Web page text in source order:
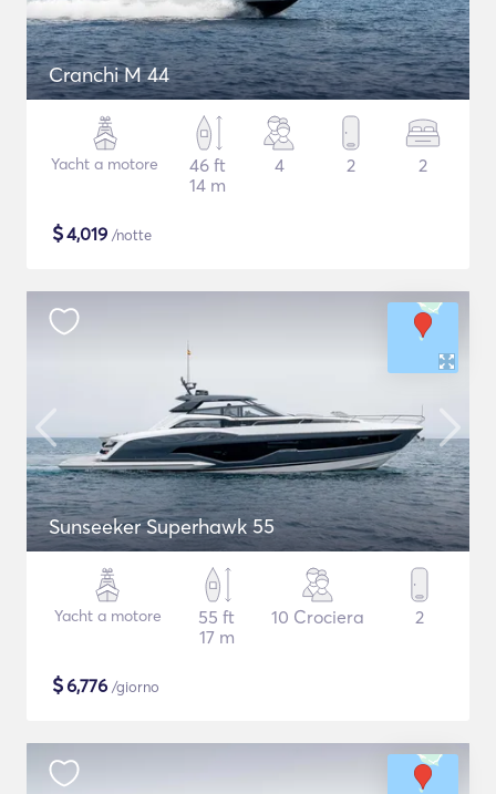
Cranchi M 44
Yacht a motore
46 ft
14 m
4 2 2
$4,019 /notte
Sunseeker Superhawk 55
Yacht a motore
55 ft
17 m
10 Crociera 2
$6,776 /giorno